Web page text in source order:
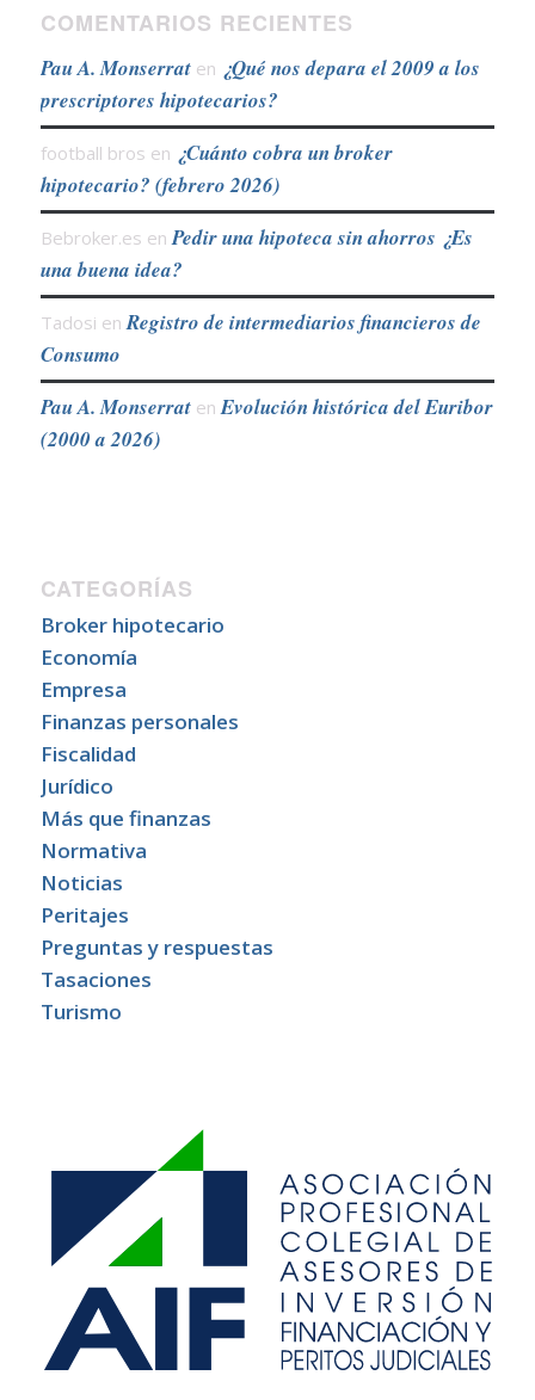
COMENTARIOS RECIENTES
Pau A. Monserraten ¿Qué nos depara el 2009 a los
prescriptores hipotecarios?
football bros en ¿Cuánto cobra un broker
hipotecario? (febrero 2026)
Bebroker.es en Pedir una hipoteca sin ahorros ¿Es
una buena idea?
Tadosi en Registro de intermediarios financieros de
Consumo
Pau A. Monserraten Evolución histórica del Euribor
(2000 a 2026)
CATEGORÍAS
Broker hipotecario
Economía
Empresa
Finanzas personales
Fiscalidad
Jurídico
Más que finanzas
Normativa
Noticias
Peritajes
Preguntas y respuestas
Tasaciones
Turismo